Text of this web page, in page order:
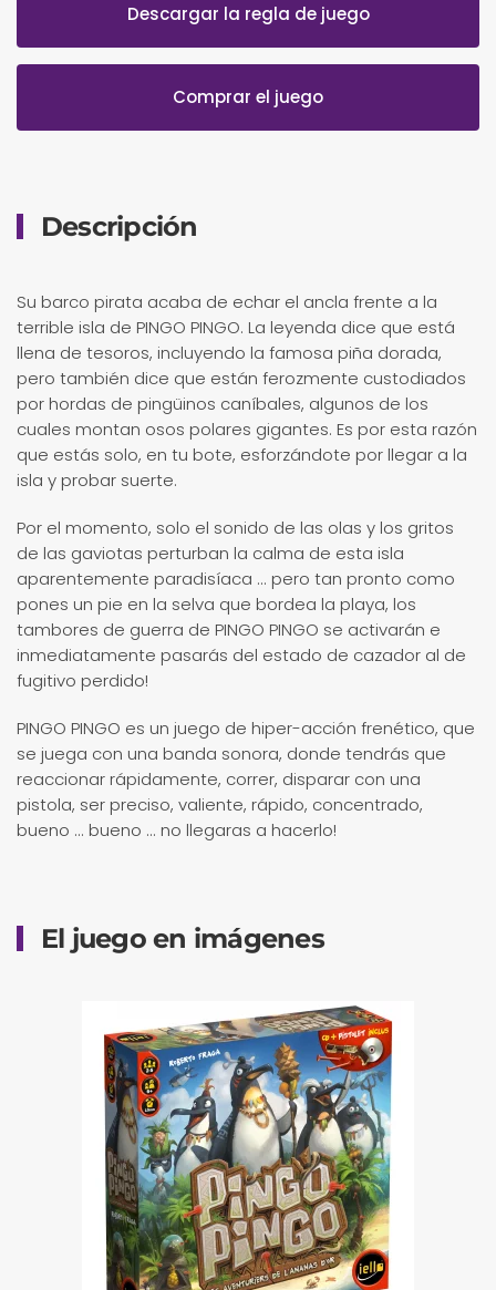
Descargar la regla de juego
Comprar el juego
Descripción
Su barco pirata acaba de echar el ancla frente a la
terrible isla de PINGO PINGO. La leyenda dice que está
llena de tesoros, incluyendo la famosa piña dorada,
pero también dice que están ferozmente custodiados
por hordas de pingüinos caníbales, algunos de los
cuales montan osos polares gigantes. Es por esta razón
que estás solo, en tu bote, esforzándote por llegar a la
isla y probar suerte.
Por el momento, solo el sonido de las olas y los gritos
de las gaviotas perturban la calma de esta isla
aparentemente paradisíaca ... pero tan pronto como
pones un pie en la selva que bordea la playa, los
tambores de guerra de PINGO PINGO se activarán e
inmediatamente pasarás del estado de cazador al de
fugitivo perdido!
PINGO PINGO es un juego de hiper-acción frenético, que
se juega con una banda sonora, donde tendrás que
reaccionar rápidamente, correr, disparar con una
pistola, ser preciso, valiente, rápido, concentrado,
bueno ... bueno ... no llegaras a hacerlo!
El juego en imágenes